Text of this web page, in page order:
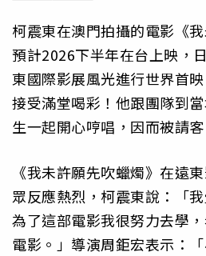
柯震東在澳門拍攝的電影《
預計2026下半年在台上映，
東國際影展風光進行世界首
接受滿堂喝彩！他跟團隊到
生一起開心哼唱，因而被請客
《我未許願先吹蠟燭》在遠
眾反應熱烈，柯震東說：「
為了這部電影我很努力去學
電影。」導演周鉅宏表示：